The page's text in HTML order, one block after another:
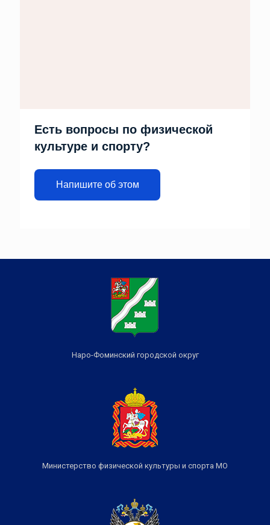
Есть вопросы по физической
культуре и спорту?
Напишите об этом
Наро-Фоминский городской округ
Министерство физической культуры и спорта МО